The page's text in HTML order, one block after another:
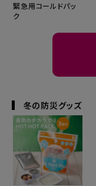
緊急用コールドパッ
ク
冬の防災グッズ